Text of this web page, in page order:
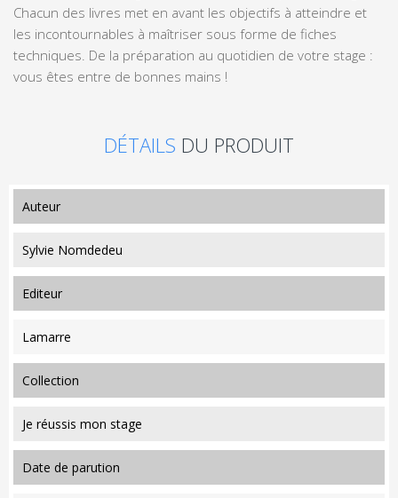
Chacun des livres met en avant les objectifs à atteindre et
les incontournables à maîtriser sous forme de fiches
techniques. De la préparation au quotidien de votre stage :
vous êtes entre de bonnes mains !
DÉTAILS DU PRODUIT
auteur
Sylvie Nomdedeu
editeur
Lamarre
collection
Je réussis mon stage
date de parution